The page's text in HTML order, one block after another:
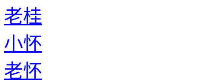
老桂
小怀
老怀